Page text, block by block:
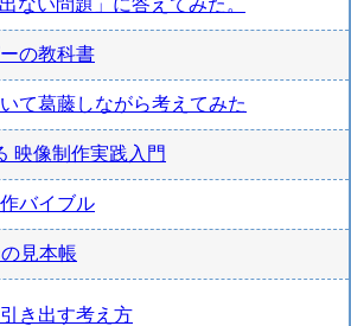
の教科書
て葛藤しながら考えてみた
映像制作実践入門
バイブル
見本帳
き出す考え方